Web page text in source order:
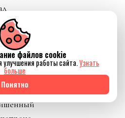
идет
не
файлов cookie
улучшения работы сайта.Узнать
больше
Понятно